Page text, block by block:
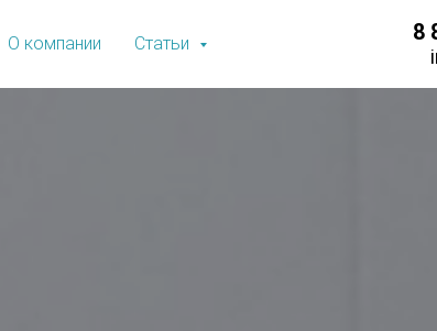
О компании Статьи 8